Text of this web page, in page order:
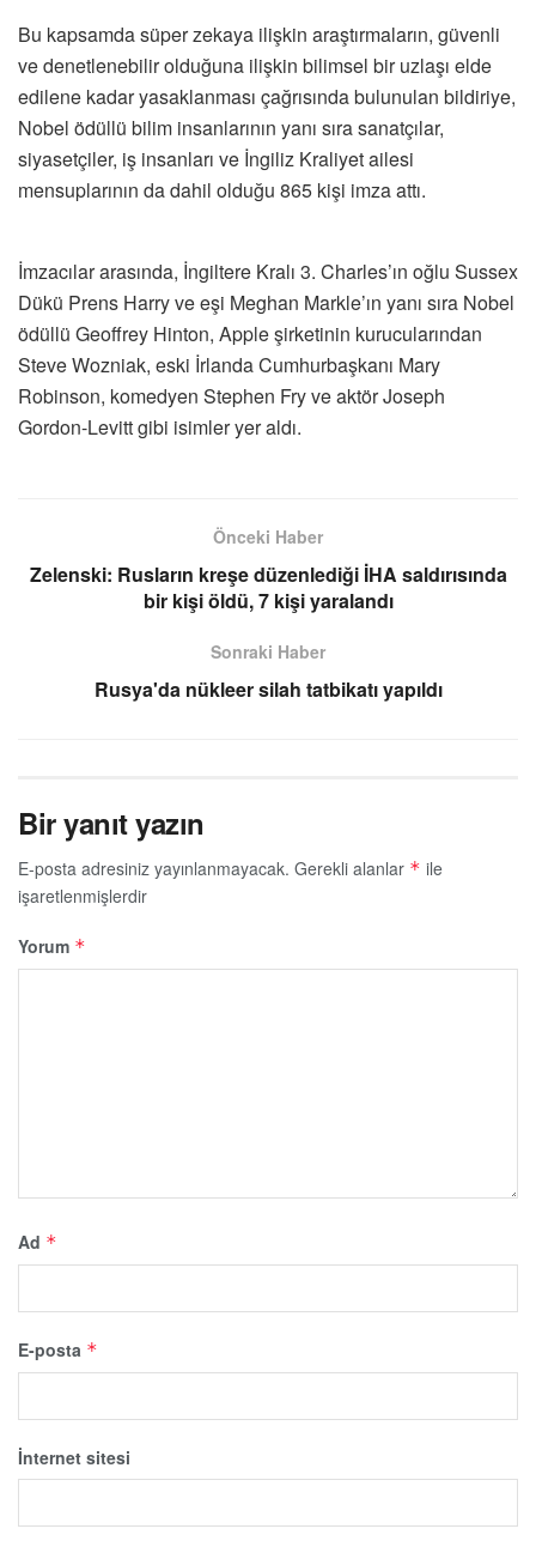
Bu kapsamda süper zekaya ilişkin araştırmaların, güvenli
ve denetlenebilir olduğuna ilişkin bilimsel bir uzlaşı elde
edilene kadar yasaklanması çağrısında bulunulan bildiriye,
Nobel ödüllü bilim insanlarının yanı sıra sanatçılar,
siyasetçiler, iş insanları ve İngiliz Kraliyet ailesi
mensuplarının da dahil olduğu 865 kişi imza attı.
İmzacılar arasında, İngiltere Kralı 3. Charles’ın oğlu Sussex
Dükü Prens Harry ve eşi Meghan Markle’ın yanı sıra Nobel
ödüllü Geoffrey Hinton, Apple şirketinin kurucularından
Steve Wozniak, eski İrlanda Cumhurbaşkanı Mary
Robinson, komedyen Stephen Fry ve aktör Joseph
Gordon-Levitt gibi isimler yer aldı.
Önceki Haber
Zelenski: Rusların kreşe düzenlediği İHA saldırısında
bir kişi öldü, 7 kişi yaralandı
Sonraki Haber
Rusya'da nükleer silah tatbikatı yapıldı
Bir yanıt yazın
E-posta adresiniz yayınlanmayacak. Gerekli alanlar * ile
işaretlenmişlerdir
Yorum *
Ad *
E-posta *
İnternet sitesi